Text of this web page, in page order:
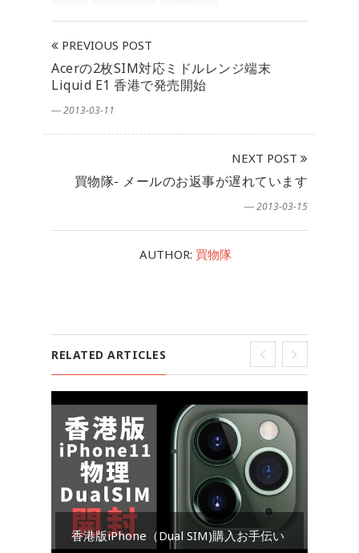
PREVIOUS POST
Acerの2枚SIM対応ミドルレンジ端末
Liquid E1 香港で発売開始
― 2013-03-11
NEXT POST
買物隊- メールのお返事が遅れています
― 2013-03-15
AUTHOR: 買物隊
RELATED ARTICLES
香港版iPhone（Dual SIM)購入お手伝い